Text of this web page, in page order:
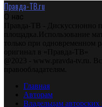
Правда-ТВ.ru
О нас
Правда-ТВ - Дискуссионно
площадка.Использование
только при одновременном
оригинал в «Правда-ТВ»
@2023 - www.pravda-tv.ru.
правообладателям.
Главная
Авторам
Владельцам